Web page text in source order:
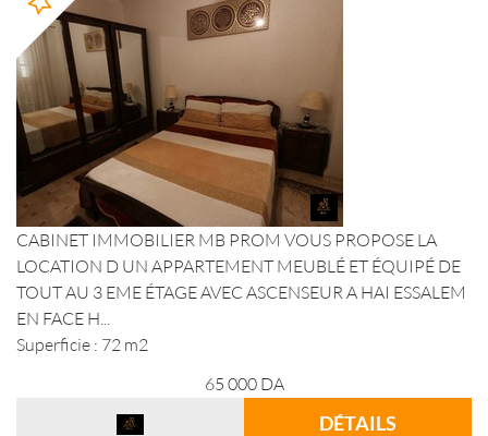
CABINET IMMOBILIER MB PROM VOUS PROPOSE LA
LOCATION D UN APPARTEMENT MEUBLÉ ET ÉQUIPÉ DE
TOUT AU 3 EME ÉTAGE AVEC ASCENSEUR A HAI ESSALEM
EN FACE H...
Superficie : 72 m2
65 000 DA
DÉTAILS